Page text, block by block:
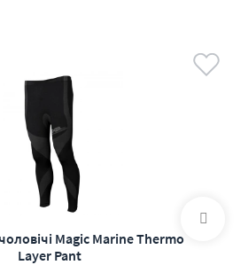
Magic Marine Thermo
Layer Pant